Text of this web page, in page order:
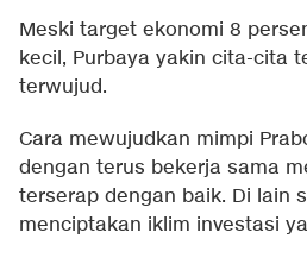
Meski target ekonomi 8
kecil, Purbaya yakin cita-cita
terwujud.
Cara mewujudkan mimpi
dengan terus bekerja sama
terserap dengan baik. Di lain
menciptakan iklim investasi